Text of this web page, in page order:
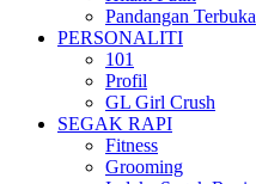
Pandangan Terbuka
PERSONALITI
101
Profil
GL Girl Crush
SEGAK RAPI
Fitness
Grooming